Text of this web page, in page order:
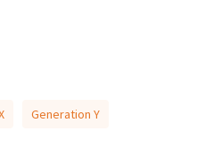
Generation Y